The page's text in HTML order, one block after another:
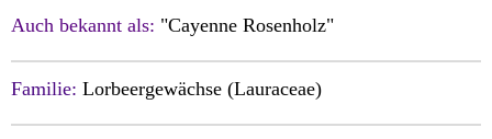
Auch bekannt als: "Cayenne Rosenholz"
Familie: Lorbeergewächse (Lauraceae)